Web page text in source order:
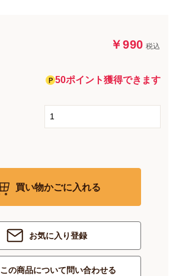
￥990 税込
50ポイント獲得できます
買い物かごに入れる
お気に入り登録
この商品について問い合わせる